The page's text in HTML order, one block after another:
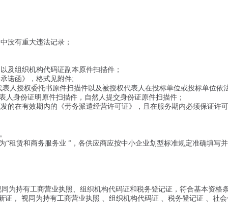
没有重大违法记录；
及组织机构代码证副本原件扫描件；
诺函》，格式见附件;
人授权委托书原件扫描件以及被授权代表人在投标单位或投标单位依
身份证明原件扫描件，自然人提交身份证原件扫描件；
的在有效期内的《劳务派遣经营许可证》，且在服务期内必须保证许
租赁和商务服务业 ”，各供应商应按中小企业划型标准规定准确填写
为持有工商营业执照、组织机构代码证和税务登记证，符合基本资格
证， 视同为持有工商营业执照 、组织机构代码证 、税务登记证 、社